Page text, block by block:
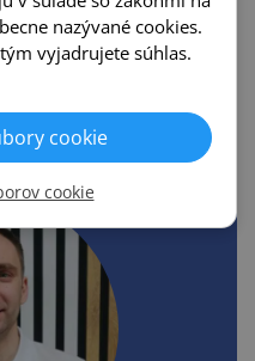
901
nazývané cookies.
vyjadrujete súhlas.
cookie
cookie